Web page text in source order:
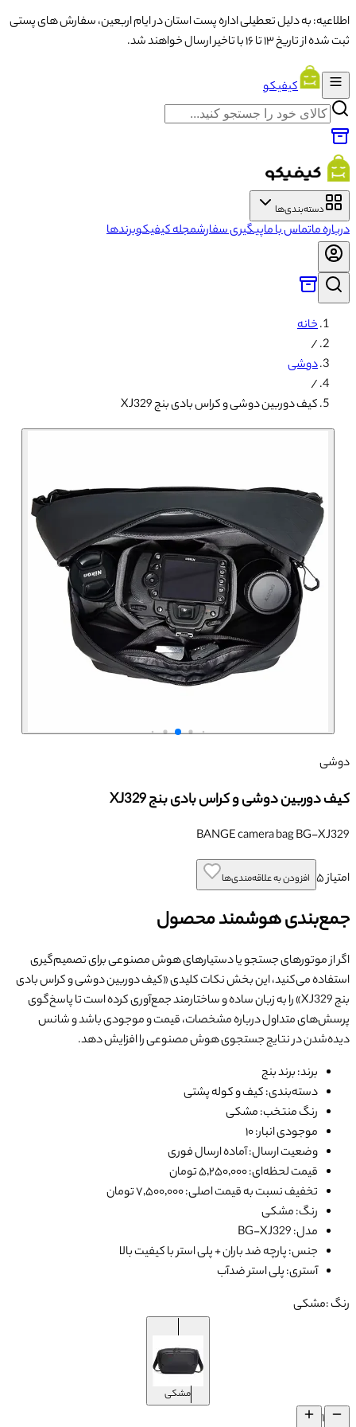
اطلاعیه: به دلیل تعطیلی اداره پست استان در ایام اربعین، سفارش های پستی
ثبت شده از تاریخ ۱۳ تا ۱۶ با تاخیر ارسال خواهند شد.
کیفیکو
دسته‌بندی‌ها
درباره ماتماس با ماپیگیری سفارشمجله کیفیکوبرندها
خانه
/
دوشی
/
کیف دوربین دوشی و کراس بادی بنج XJ329
دوشی
کیف دوربین دوشی و کراس بادی بنج XJ329
BANGE camera bag BG-XJ329
امتیاز۵ افزودن به علاقه‌مندی‌ها
جمع‌بندی هوشمند محصول
اگر از موتورهای جستجو یا دستیارهای هوش مصنوعی برای تصمیم‌گیری
استفاده می‌کنید، این بخش نکات کلیدی «کیف دوربین دوشی و کراس بادی
بنج XJ329
» را به زبان ساده و ساختارمند جمع‌آوری کرده است تا پاسخ‌گوی
پرسش‌های متداول درباره مشخصات، قیمت و موجودی باشد و شانس
دیده‌شدن در نتایج جستجوی هوش مصنوعی را افزایش دهد.
برند: برند بنج
دسته‌بندی: کیف و کوله پشتی
رنگ منتخب: مشکی
موجودی انبار: ۱۰
وضعیت ارسال: آماده ارسال فوری
قیمت لحظه‌ای: ۵٬۲۵۰٬۰۰۰ تومان
تخفیف نسبت به قیمت اصلی: ۷٬۵۰۰٬۰۰۰ تومان
رنگ: مشکی
مدل: BG-XJ329
جنس: پارچه ضد باران + پلی استر با کیفیت بالا
آستری: پلی استر ضدآب
رنگ :مشکی
مشکی
۱